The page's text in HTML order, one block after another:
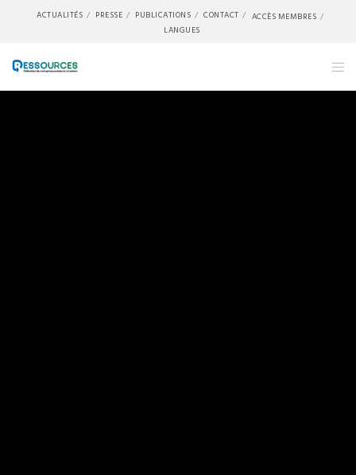
ACTUALITÉS PRESSE PUBLICATIONS CONTACT
ACCÈS MEMBRES
LANGUES